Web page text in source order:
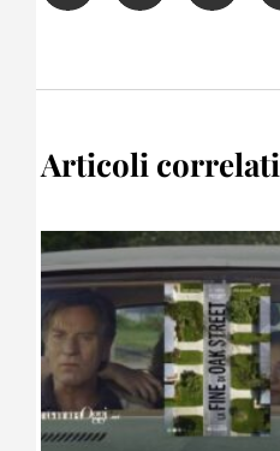
Articoli correlati